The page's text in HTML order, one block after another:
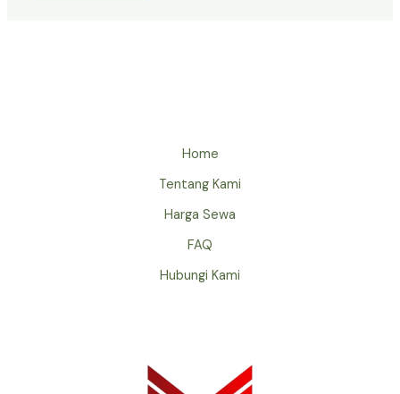
Home
Tentang Kami
Harga Sewa
FAQ
Hubungi Kami